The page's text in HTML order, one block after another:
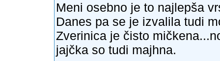
Meni osebno je to najlepša
Danes pa se je izvalila tudi
Zverinica je čisto
jajčka so tudi majhna.